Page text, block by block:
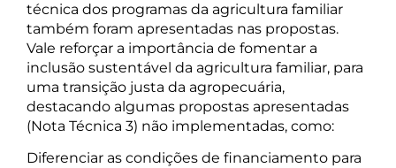
técnica dos programas da agricultura familiar
também foram apresentadas nas propostas.
Vale reforçar a importância de fomentar a
inclusão sustentável da agricultura familiar, para
uma transição justa da agropecuária,
destacando algumas propostas apresentadas
(Nota Técnica 3) não implementadas, como:
Diferenciar as condições de financiamento para